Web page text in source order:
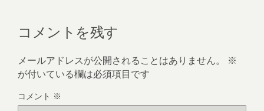
コメントを残す
メールアドレスが公開されることはありません。
※
が付いている欄は必須項目です
コメント ※